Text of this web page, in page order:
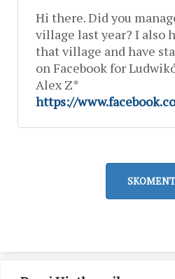
Hi there. Did you
village last year? I also
that village and have
on Facebook for
Alex Z*
https://